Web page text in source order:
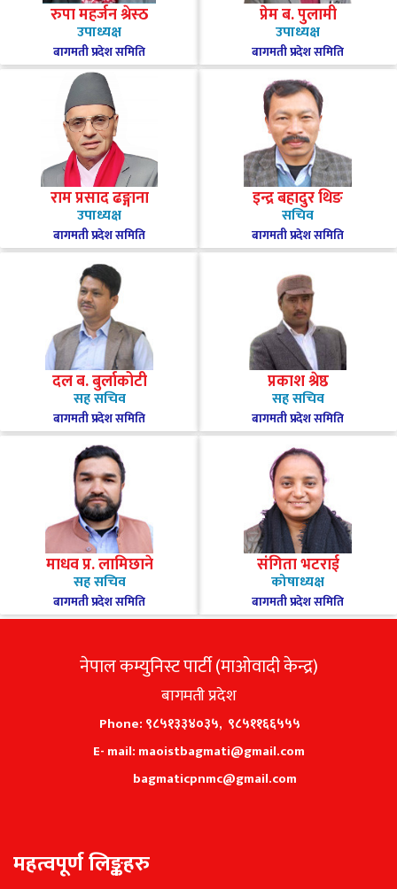
रुपा महर्जन श्रेस्ठ
उपाध्यक्ष
बागमती प्रदेश समिति
प्रेम ब. पुलामी
उपाध्यक्ष
बागमती प्रदेश समिति
राम प्रसाद ढङ्गाना
उपाध्यक्ष
बागमती प्रदेश समिति
इन्द्र बहादुर थिङ
सचिव
बागमती प्रदेश समिति
दल ब. बुर्लाकोटी
सह सचिव
बागमती प्रदेश समिति
प्रकाश श्रेष्ठ
सह सचिव
बागमती प्रदेश समिति
माधव प्र. लामिछाने
सह सचिव
बागमती प्रदेश समिति
संगिता भटराई
कोषाध्यक्ष
बागमती प्रदेश समिति
नेपाल कम्युनिस्ट पार्टी (माओवादी केन्द्र)
बागमती प्रदेश
Phone: ९८५१३३४०३५, ९८५११६६५५५
E- mail: maoistbagmati@gmail.com
bagmaticpnmc@gmail.com
महत्वपूर्ण लिङ्कहरु